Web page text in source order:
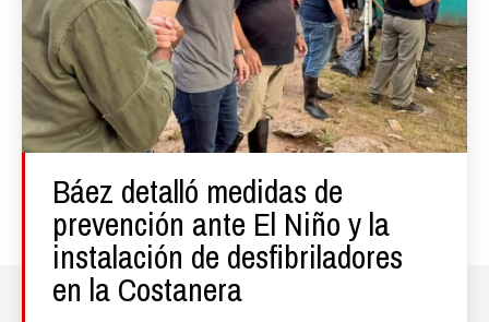
Báez detalló medidas de
prevención ante El Niño y la
instalación de desfibriladores
en la Costanera